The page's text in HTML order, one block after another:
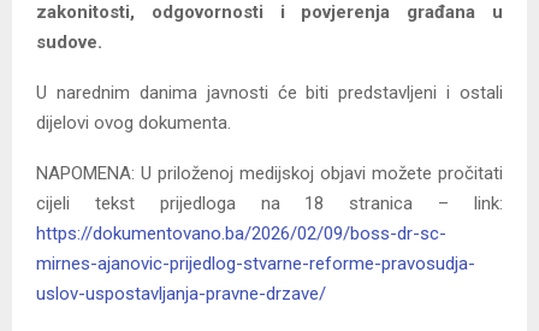
zakonitosti, odgovornosti i povjerenja građana u
sudove.
U narednim danima javnosti će biti predstavljeni i ostali
dijelovi ovog dokumenta.
NAPOMENA: U priloženoj medijskoj objavi možete pročitati
cijeli tekst prijedloga na 18 stranica – link:
https://dokumentovano.ba/2026/02/09/boss-dr-sc-
mirnes-ajanovic-prijedlog-stvarne-reforme-pravosudja-
uslov-uspostavljanja-pravne-drzave/